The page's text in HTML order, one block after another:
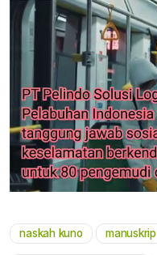
naskah kuno manuskrip